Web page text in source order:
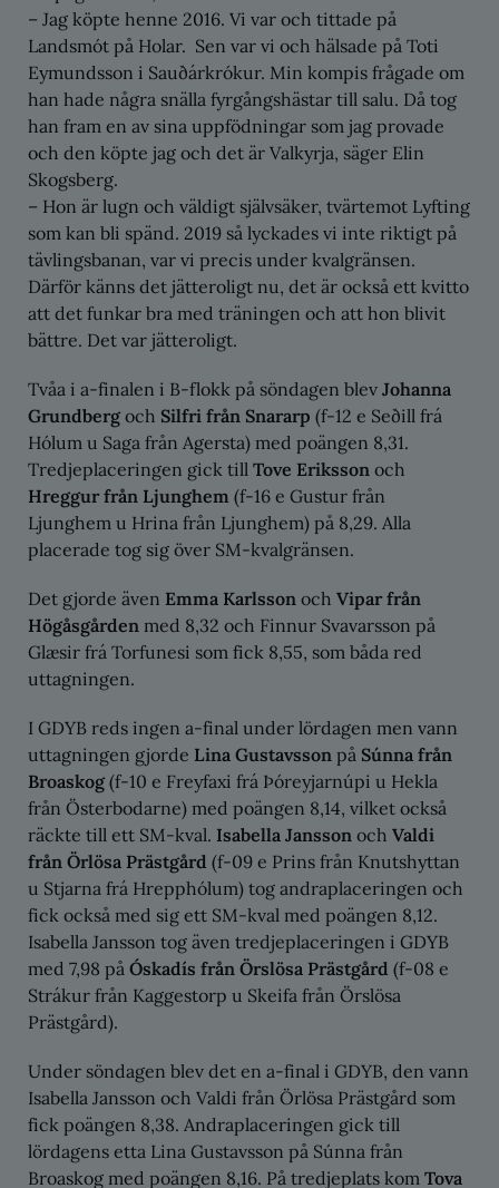
– Jag köpte henne 2016. Vi var och tittade på
Landsmót på Holar. Sen var vi och hälsade på Toti
Eymundsson i Sauðárkrókur. Min kompis frågade om
han hade några snälla fyrgångshästar till salu. Då tog
han fram en av sina uppfödningar som jag provade
och den köpte jag och det är Valkyrja, säger Elin
Skogsberg.
– Hon är lugn och väldigt självsäker, tvärtemot Lyfting
som kan bli spänd. 2019 så lyckades vi inte riktigt på
tävlingsbanan, var vi precis under kvalgränsen.
Därför känns det jätteroligt nu, det är också ett kvitto
att det funkar bra med träningen och att hon blivit
bättre. Det var jätteroligt.
Tvåa i a-finalen i B-flokk på söndagen blev Johanna
Grundbergoch Silfri från Snararp (f-12 e Seðill frá
Hólum u Saga från Agersta) med poängen 8,31.
Tredjeplaceringen gick till Tove Eriksson och
Hreggur från Ljunghem (f-16 e Gustur från
Ljunghem u Hrina från Ljunghem) på 8,29. Alla
placerade tog sig över SM-kvalgränsen.
Det gjorde även Emma Karlsson och Vipar från
Högåsgården med 8,32 och Finnur Svavarsson på
Glæsir frá Torfunesi som fick 8,55, som båda red
uttagningen.
I GDYB reds ingen a-final under lördagen men vann
uttagningen gjorde Lina Gustavsson på Súnna från
Broaskog(f-10 e Freyfaxi frá Þóreyjarnúpi u Hekla
från Österbodarne) med poängen 8,14, vilket också
räckte till ett SM-kval. Isabella Jansson och Valdi
från Örlösa Prästgård (f-09 e Prins från Knutshyttan
u Stjarna frá Hrepphólum) tog andraplaceringen och
fick också med sig ett SM-kval med poängen 8,12.
Isabella Jansson tog även tredjeplaceringen i GDYB
med 7,98 på Óskadís från Örslösa Prästgård (f-08 e
Strákur från Kaggestorp u Skeifa från Örslösa
Prästgård).
Under söndagen blev det en a-final i GDYB, den vann
Isabella Jansson och Valdi från Örlösa Prästgård som
fick poängen 8,38. Andraplaceringen gick till
lördagens etta Lina Gustavsson på Súnna från
Broaskog med poängen 8,16. På tredjeplats kom Tova